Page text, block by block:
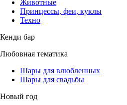
Животные
Принцессы, феи, куклы
Техно
Кенди бар
Любовная тематика
Шары для влюбленных
Шары для свадьбы
Новый год